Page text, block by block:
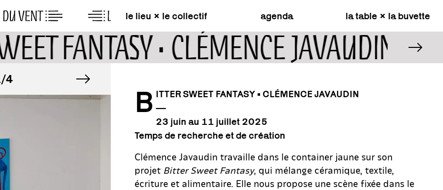
le lieu × le collectif agenda la table × la buvette
FANTASY • CLÉMENCE JAVAUDIN
B ITTER SWEET FANTASY • CLÉMENCE JAVAUDIN
—
23 juin au 11 juillet 2025
Temps de recherche et de création
Clémence Javaudin travaille dans le container jaune sur son
projet Bitter Sweet Fantasy, qui mélange céramique, textile,
écriture et alimentaire. Elle nous propose une scène fixée dans le